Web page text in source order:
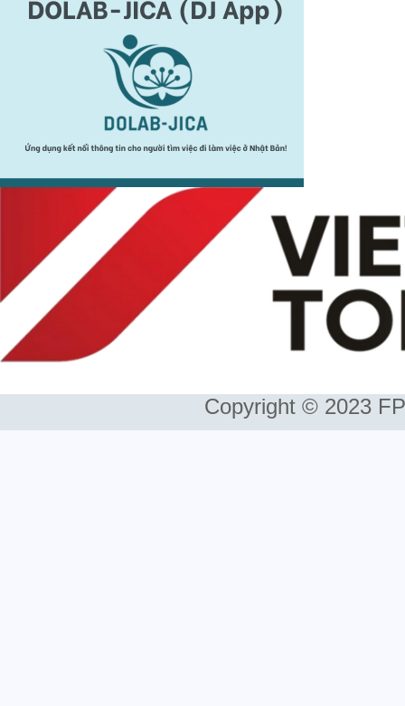
Copyright © 2023